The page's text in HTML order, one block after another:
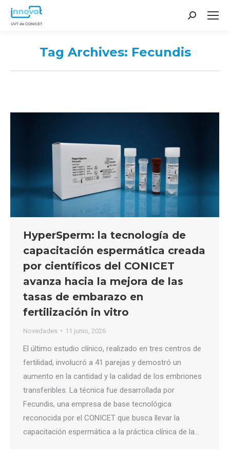
Search:
Tag Archives: Fecundis
HyperSperm: la tecnología de
capacitación espermática creada
por científicos del CONICET
avanza hacia la mejora de las
tasas de embarazo en
fertilización in vitro
Novedades 11 junio, 2026
El último estudio clínico, realizado en tres centros de
fertilidad, involucró a 41 parejas y demostró un
aumento en la cantidad y la calidad de los embriones
transferibles. La técnica fue desarrollada por
Fecundis, una empresa de base tecnológica
reconocida por el CONICET que busca llevar la
capacitación espermática a la práctica clínica de la…